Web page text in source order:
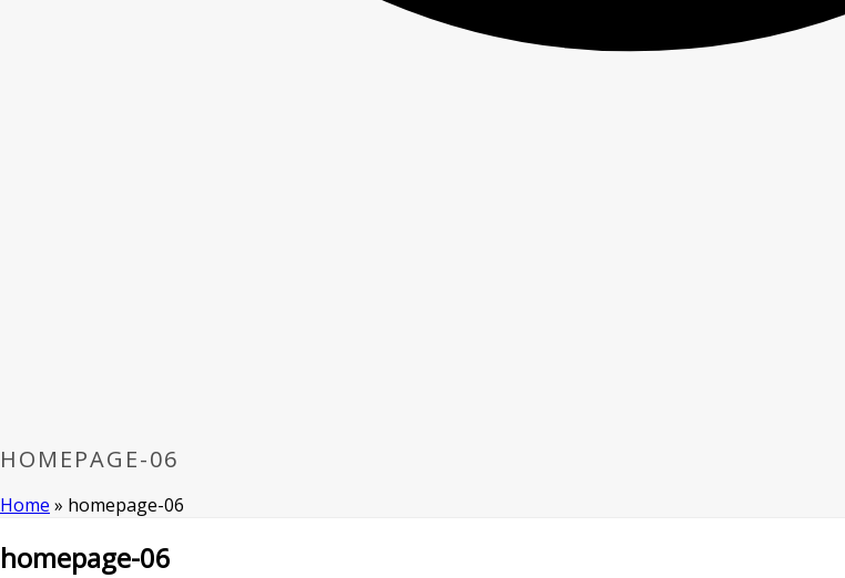
HOMEPAGE-06
Home » homepage-06
homepage-06